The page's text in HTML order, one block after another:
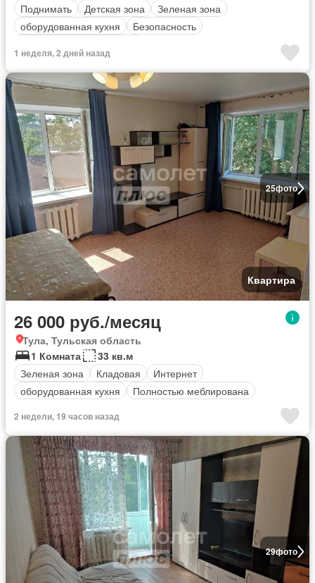
Поднимать
Детская зона
Зеленая зона
оборудованная кухня
Безопасность
1 неделя, 2 дней назад
25фото
Квартира
26 000 руб./месяц
Тула, Тульская область
1 Комната
33 кв.м
Зеленая зона
Кладовая
Интернет
оборудованная кухня
Полностью меблирована
2 недели, 19 часов назад
29фото